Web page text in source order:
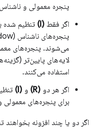
پنجره معمولی و
اگر فقط (I)
تنظیم شده
می‌شوند. پنجره‌های
لایه‌های پایین‌تر
استفاده می‌کنند.
اگر هر دو (R) و (I)
برای پنجره‌های
اگر دو یا چند افزونه